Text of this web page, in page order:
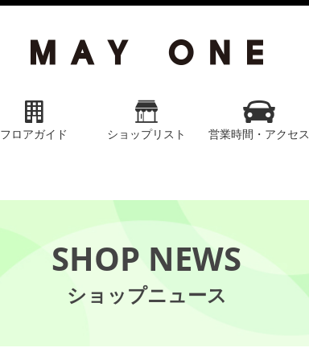
フロアガイド ショップリスト 営業時間・アクセス
SHOP NEWS